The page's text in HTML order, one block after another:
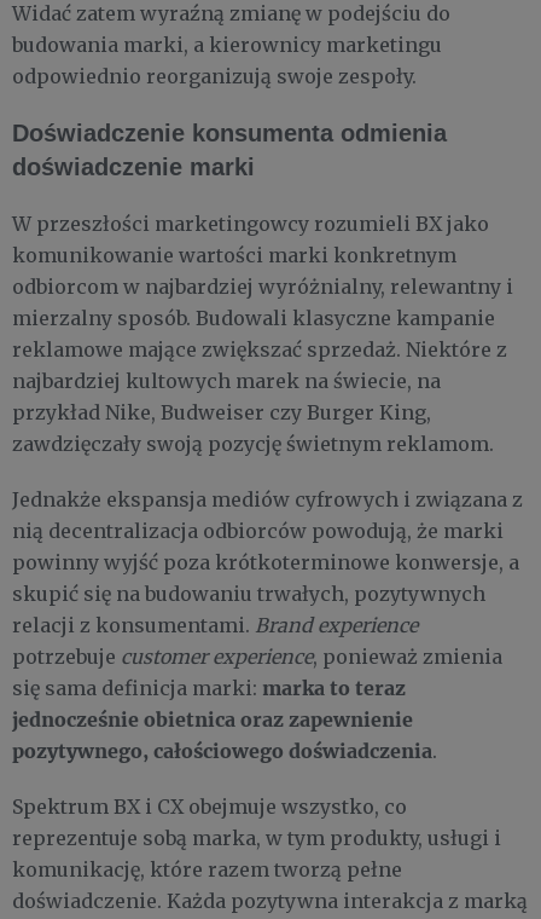
Widać zatem wyraźną zmianę w podejściu do
budowania marki, a kierownicy marketingu
odpowiednio reorganizują swoje zespoły.
Doświadczenie konsumenta odmienia
doświadczenie marki
W przeszłości marketingowcy rozumieli BX jako
komunikowanie wartości marki konkretnym
odbiorcom w najbardziej wyróżnialny, relewantny i
mierzalny sposób. Budowali klasyczne kampanie
reklamowe mające zwiększać sprzedaż. Niektóre z
najbardziej kultowych marek na świecie, na
przykład Nike, Budweiser czy Burger King,
zawdzięczały swoją pozycję świetnym reklamom.
Jednakże ekspansja mediów cyfrowych i związana z
nią decentralizacja odbiorców powodują, że marki
powinny wyjść poza krótkoterminowe konwersje, a
skupić się na budowaniu trwałych, pozytywnych
relacji z konsumentami. Brand experience
potrzebuje customer experience, ponieważ zmienia
się sama definicja marki: marka to teraz
jednocześnie obietnica oraz zapewnienie
pozytywnego, całościowego doświadczenia.
Spektrum BX i CX obejmuje wszystko, co
reprezentuje sobą marka, w tym produkty, usługi i
komunikację, które razem tworzą pełne
doświadczenie. Każda pozytywna interakcja z marką